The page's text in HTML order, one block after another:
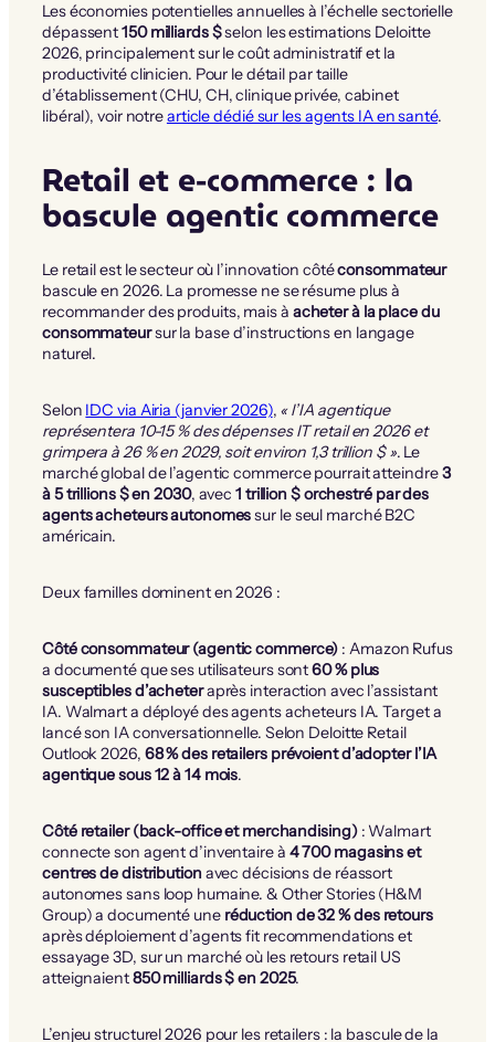
Les économies potentielles annuelles à l’échelle sectorielle
dépassent150 milliards $selon les estimations Deloitte
2026, principalement sur le coût administratif et la
productivité clinicien. Pour le détail par taille
d’établissement (CHU, CH, clinique privée, cabinet
libéral), voir notrearticle dédié sur les agents IA en santé.
Retail et e-commerce : la
bascule agentic commerce
Le retail est le secteur où l’innovation côtéconsommateur
bascule en 2026. La promesse ne se résume plus à
recommander des produits, mais à acheter à la place du
consommateursur la base d’instructions en langage
naturel.
Selon IDC via Airia (janvier 2026), « l’IA agentique
représentera 10-15 % des dépenses IT retail en 2026 et
grimpera à 26 % en 2029, soit environ 1,3 trillion $ ». Le
marché global de l’agentic commerce pourrait atteindre3
à 5 trillions $ en 2030, avec1 trillion $ orchestré par des
agents acheteurs autonomessur le seul marché B2C
américain.
Deux familles dominent en 2026 :
Côté consommateur (agentic commerce) : Amazon Rufus
a documenté que ses utilisateurs sont60 % plus
susceptibles d’acheteraprès interaction avec l’assistant
IA. Walmart a déployé des agents acheteurs IA. Target a
lancé son IA conversationnelle. Selon Deloitte Retail
Outlook 2026, 68 % des retailers prévoient d’adopter l’IA
agentique sous 12 à 14 mois.
Côté retailer (back-office et merchandising): Walmart
connecte son agent d’inventaire à 4 700 magasins et
centres de distribution avec décisions de réassort
autonomes sans loop humaine. & Other Stories (H&M
Group) a documenté une réduction de 32 % des retours
après déploiement d’agents fit recommendations et
essayage 3D, sur un marché où les retours retail US
atteignaient850 milliards $ en 2025.
L’enjeu structurel 2026 pour les retailers : la bascule de la